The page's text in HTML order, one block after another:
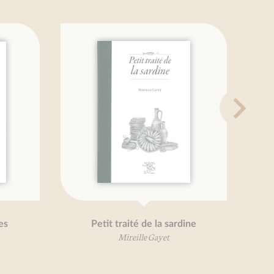
Petit traité de la sardine
Mireille Gayet